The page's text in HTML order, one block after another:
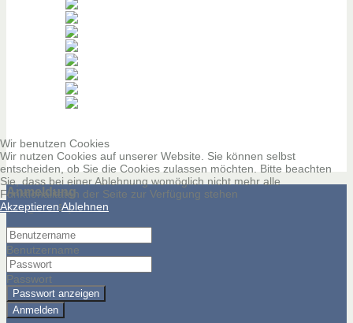
Anmeldung
(Mitglieder)
Benutzername
Passwort
Passwort anzeigen
Anmelden
Wir benutzen Cookies
Wir nutzen Cookies auf unserer Website. Sie können selbst
entscheiden, ob Sie die Cookies zulassen möchten. Bitte beachten
Sie, dass bei einer Ablehnung womöglich nicht mehr alle
Funktionalitäten der Seite zur Verfügung stehen
Akzeptieren Ablehnen